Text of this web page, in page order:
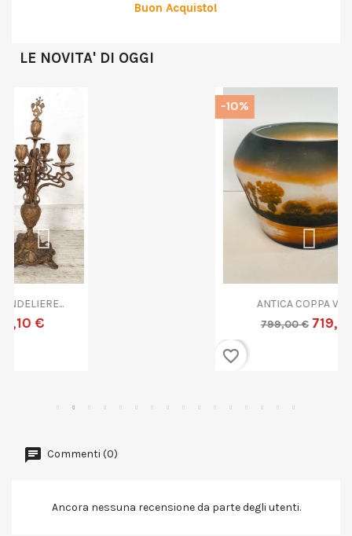
Buon Acquisto!
LE NOVITA' DI OGGI
Commenti (0)
Ancora nessuna recensione da parte degli utenti.